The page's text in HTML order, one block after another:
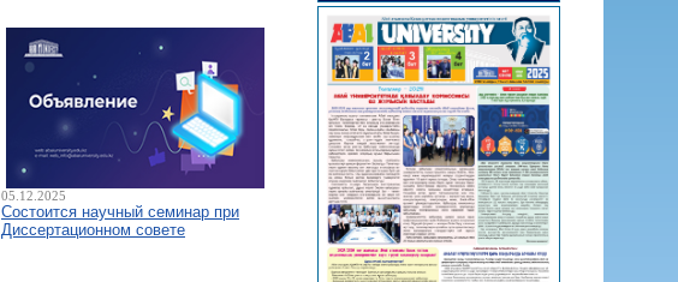
05.12.2025
Состоится научный семинар при
Диссертационном совете